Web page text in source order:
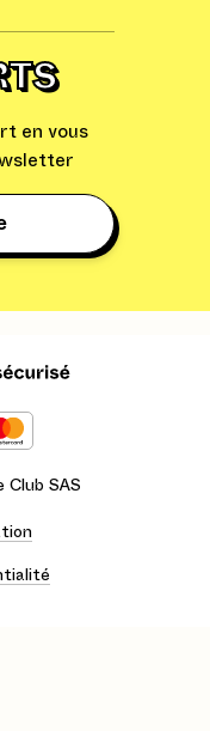
en vous
Club SAS